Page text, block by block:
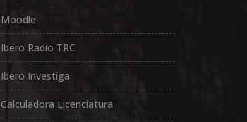
Moodle
Ibero Radio TRC
Ibero Investiga
Calculadora Licenciatura